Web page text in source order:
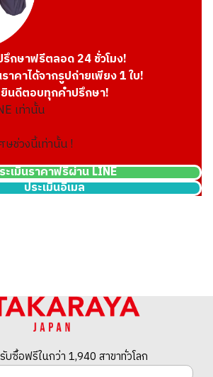
กษาฟรีตลอด 24 ชั่วโมง!
าคาได้จากรูปถ่ายเพียง 1 ใบ!
ยินดีตอบทุกคำปรึกษา!
เท่านั้น
ษช่วงนี้เท่านั้น !
ะเมินราคาฟรีผ่าน LINE
ประเมินอีเมล
บซื้อฟรีในกว่า 1,940 สาขาทั่วโลก